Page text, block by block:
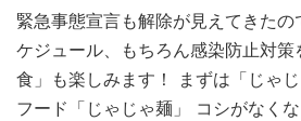
緊急事態宣言も解除が見えてきた
ケジュール、もちろん感染防止対
食」も楽しみます！ まずは「じゃ
フード「じゃじゃ麺」 コシがなく